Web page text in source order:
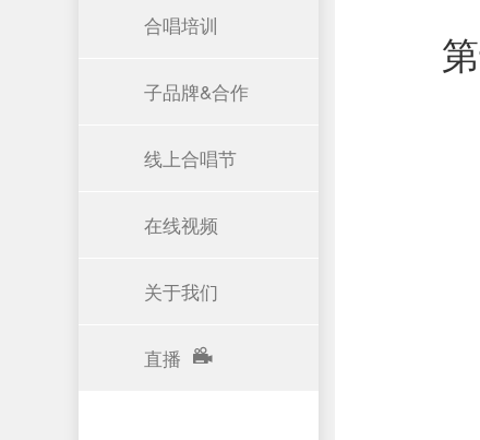
合唱培训
子品牌&合作
线上合唱节
在线视频
关于我们
直播